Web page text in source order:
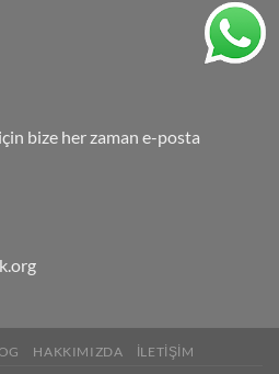
bize her zaman e-posta
HAKKIMIZDA İLETİŞİM